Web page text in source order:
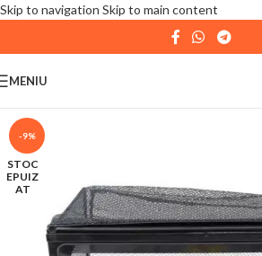
Skip to navigation Skip to main content
| 📦 Program livrari|In perioada
August,
MENIU
-9%
STOC
EPUIZ
AT